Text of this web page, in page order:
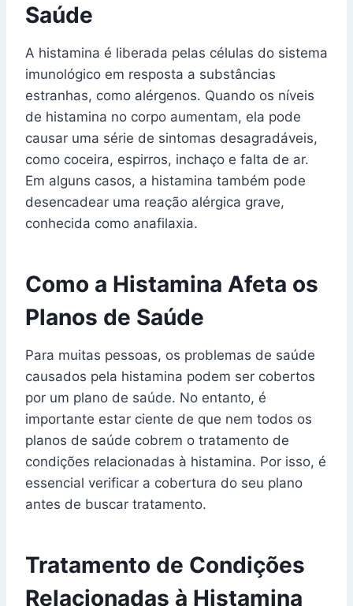
Saúde
A histamina é liberada pelas células do sistema
imunológico em resposta a substâncias
estranhas, como alérgenos. Quando os níveis
de histamina no corpo aumentam, ela pode
causar uma série de sintomas desagradáveis,
como coceira, espirros, inchaço e falta de ar.
Em alguns casos, a histamina também pode
desencadear uma reação alérgica grave,
conhecida como anafilaxia.
Como a Histamina Afeta os
Planos de Saúde
Para muitas pessoas, os problemas de saúde
causados pela histamina podem ser cobertos
por um plano de saúde. No entanto, é
importante estar ciente de que nem todos os
planos de saúde cobrem o tratamento de
condições relacionadas à histamina. Por isso, é
essencial verificar a cobertura do seu plano
antes de buscar tratamento.
Tratamento de Condições
Relacionadas à Histamina